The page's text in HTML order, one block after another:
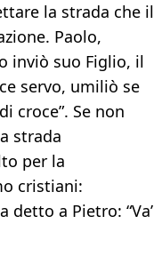
la strada che il
Paolo,
inviò suo Figlio, il
servo, umiliò se
croce”. Se non
strada
per la
cristiani:
a Pietro: “Va’